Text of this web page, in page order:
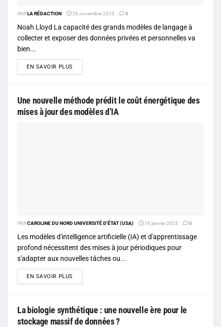
PARLA RÉDACTION 26 novembre 2025 0
Noah Lloyd La capacité des grands modèles de langage à
collecter et exposer des données privées et personnelles va
bien...
EN SAVOIR PLUS
Une nouvelle méthode prédit le coût énergétique des
mises à jour des modèles d’IA
PARCAROLINE DU NORD UNIVERSITÉ D'ÉTAT (USA) 16 janvier 2025 0
Les modèles d'intelligence artificielle (IA) et d'apprentissage
profond nécessitent des mises à jour périodiques pour
s'adapter aux nouvelles tâches ou...
EN SAVOIR PLUS
La biologie synthétique : une nouvelle ère pour le
stockage massif de données ?